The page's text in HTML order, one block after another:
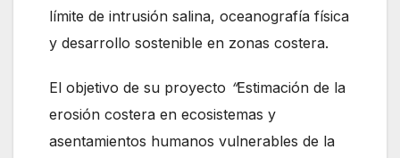
límite de intrusión salina, oceanografía física
y desarrollo sostenible en zonas costera.
El objetivo de su proyecto “Estimación de la
erosión costera en ecosistemas y
asentamientos humanos vulnerables de la